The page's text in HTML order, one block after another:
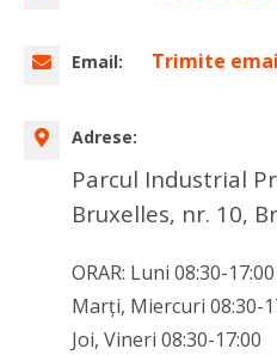
Email: Trimite
Adrese:
Parcul Industrial
Bruxelles, nr. 10,
ORAR: Luni 08:30-17:00
Marţi, Miercuri 08:30-
Joi, Vineri 08:30-17:00